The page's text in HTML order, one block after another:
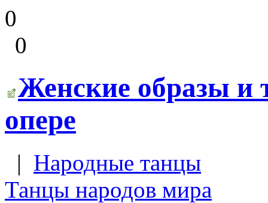
0
0
Женские образы и
опере
| Народные танцы
Танцы народов мира